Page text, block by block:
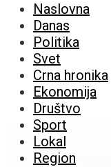
Naslovna
Danas
Politika
Svet
Crna hronika
Ekonomija
Društvo
Sport
Lokal
Region